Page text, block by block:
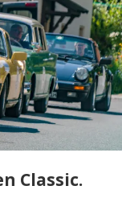
Classic.